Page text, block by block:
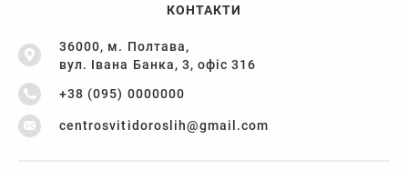
КОНТАКТИ
36000, м. Полтава,
вул. Івана Банка, 3, офіс 316
+38 (095) 0000000
centrosvitidoroslih@gmail.com